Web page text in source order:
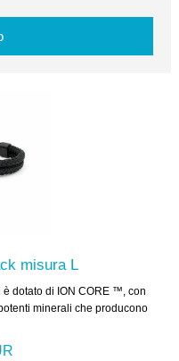
misura L
è dotato di ION CORE ™, con
minerali che producono